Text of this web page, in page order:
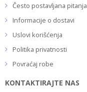
Često postavljana pitanja
Informacije o dostavi
Uslovi korišćenja
Politika privatnosti
Povraćaj robe
KONTAKTIRAJTE NAS